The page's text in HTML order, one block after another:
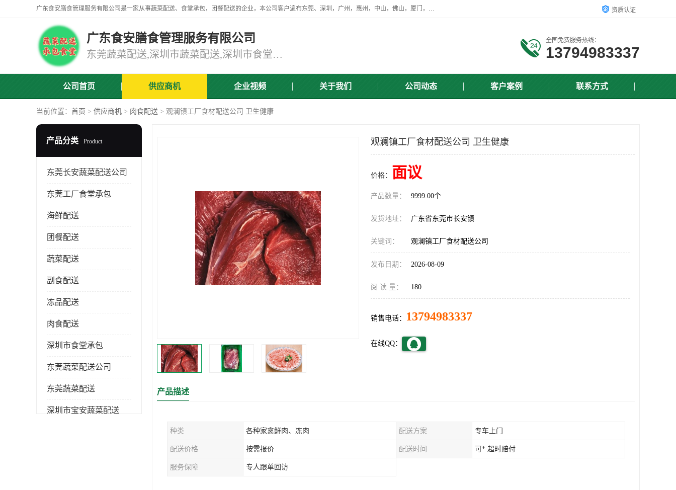
广东食安膳食管理服务有限公司是一家从事蔬菜配送、食堂承包，团餐配送的企业，本公司客户遍布东莞、深圳，广州，惠州，中山，佛山，厦门，肇庆，江门，清远等地，资质齐全，提供学校、工厂、医院、企业、地铁、大型超市、商场、单位、消防队、监狱食堂饭堂蔬菜配送，集新鲜蔬菜、新鲜肉类、粮油、瓜果 、干货 、水产、冻品、粮油、调味品、日用品、调味品及进口冷冻食品为主的原料供应商等为一体的化配送服务机构！ 资质认证
广东食安膳食管理服务有限公司
东莞蔬菜配送,深圳市蔬菜配送,深圳市食堂承包,深圳市宝安蔬菜配送,东莞工厂食堂承包,东莞蔬菜配送公司,东莞长安蔬菜配送公司
全国免费服务热线：
13794983337
公司首页 供应商机 企业视频 关于我们 公司动态 客户案例 联系方式
当前位置： 首页 > 供应商机 > 肉食配送 > 观澜镇工厂食材配送公司 卫生健康
产品分类 Product
东莞长安蔬菜配送公司
东莞工厂食堂承包
海鲜配送
团餐配送
蔬菜配送
副食配送
冻品配送
肉食配送
深圳市食堂承包
东莞蔬菜配送公司
东莞蔬菜配送
深圳市宝安蔬菜配送
观澜镇工厂食材配送公司 卫生健康
价格： 面议
产品数量： 9999.00个
发货地址： 广东省东莞市长安镇
关键词： 观澜镇工厂食材配送公司
发布日期： 2026-08-09
阅 读 量： 180
销售电话： 13794983337
在线QQ：
产品描述
种类 各种家禽鲜肉、冻肉 配送方案 专车上门
配送价格 按需报价 配送时间 可* 超时赔付
服务保障 专人跟单回访